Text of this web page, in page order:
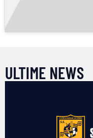
ULTIME NEWS